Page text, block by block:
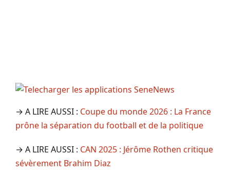
→ A LIRE AUSSI : Coupe du monde 2026 : La France
prône la séparation du football et de la politique
→ A LIRE AUSSI : CAN 2025 : Jérôme Rothen critique
sévèrement Brahim Diaz